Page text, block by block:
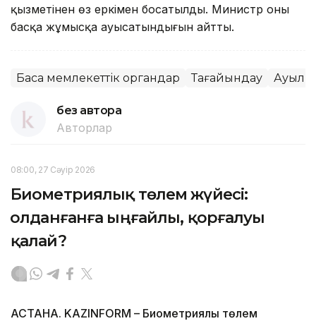
қызметінен өз еркімен босатылды. Министр оның
басқа жұмысқа ауысатындығын айтты.
Басқа мемлекеттік органдар Тағайындау Ауыл
без автора
Авторлар
08:00, 27 Сәуір 2026
Биометриялық төлем жүйесі:
Қолданғанға ыңғайлы, қорғалуы
қалай?
АСТАНА. KAZINFORM – Биометриялық төлем